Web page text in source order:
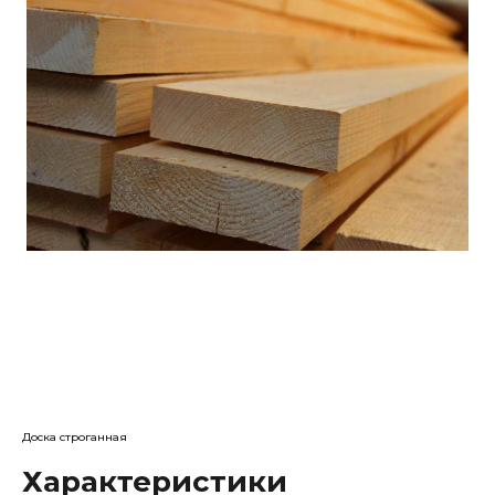
Доска строганная
Характеристики